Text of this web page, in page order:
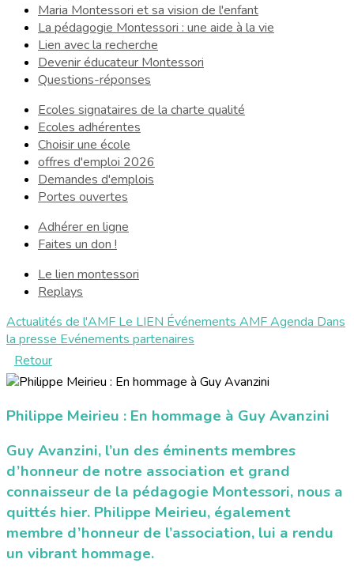
Maria Montessori et sa vision de l'enfant
La pédagogie Montessori : une aide à la vie
Lien avec la recherche
Devenir éducateur Montessori
Questions-réponses
Ecoles signataires de la charte qualité
Ecoles adhérentes
Choisir une école
offres d'emploi 2026
Demandes d'emplois
Portes ouvertes
Adhérer en ligne
Faites un don !
Le lien montessori
Replays
Actualités de l'AMF Le LIEN Événements AMFAgenda Dans
la presse Evénements partenaires
Retour
Philippe Meirieu : En hommage à Guy Avanzini
Guy Avanzini, l’un des éminents membres
d’honneur de notre association et grand
connaisseur de la pédagogie Montessori, nous a
quittés hier. Philippe Meirieu, également
membre d’honneur de l’association, lui a rendu
un vibrant hommage.